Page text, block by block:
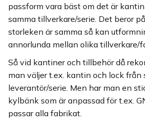
passform vara bäst om det är
samma tillverkare/serie. Det beror
storleken är samma så kan
annorlunda mellan olika tillverkare/
Så vid kantiner och tillbehör då
man väljer t.ex. kantin och lock från
leverantör/serie. Men har man en
kylbänk som är anpassad för t.ex.
passar alla fabrikat.